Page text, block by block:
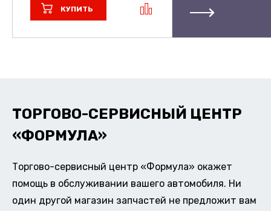
КУПИТЬ
ТОРГОВО-СЕРВИСНЫЙ ЦЕНТР
«ФОРМУЛА»
Торгово-сервисный центр «Формула» окажет
помощь в обслуживании вашего автомобиля. Ни
один другой магазин запчастей не предложит вам